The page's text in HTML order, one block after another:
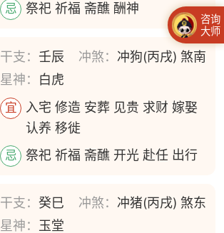
忌 祭祀 祈福 斋醮 酬神
干支： 壬辰 冲煞： 冲狗(丙戌) 煞南
星神： 白虎
宜
入宅 修造 安葬 见贵 求财 嫁娶
认养 移徙
忌 祭祀 祈福 斋醮 开光 赴任 出行
干支：癸巳 冲煞： 冲猪(丙戌) 煞东
星神： 玉堂
咨询
大师